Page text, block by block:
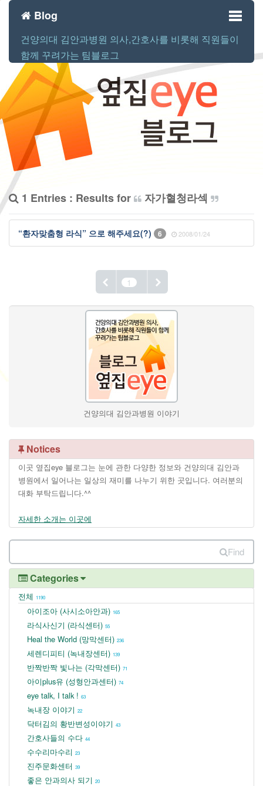
Toggle
Blog
건양의대 김안과병원 의사,간호사를 비롯해 직원들이
함께 꾸려가는 팀블로그
1 Entries : Results for 자가혈청라섹
“환자맞춤형 라식” 으로 해주세요(?) 6 2008/01/24
1
건양의대 김안과병원 이야기
Notices
이곳 옆집eye 블로그는 눈에 관한 다양한 정보와 건양의대 김안과
병원에서 일어나는 일상의 재미를 나누기 위한 곳입니다. 여러분의
대화 부탁드립니다.^^
자세한 소개는 이곳에
Find
Categories
전체 1190
아이조아 (사시소아안과) 165
라식사신기 (라식센터) 55
Heal the World (망막센터) 236
세렌디피티 (녹내장센터) 139
반짝반짝 빛나는 (각막센터) 71
아이plus유 (성형안과센터) 74
eye talk, I talk ! 63
녹내장 이야기 22
닥터김의 황반변성이야기 43
간호사들의 수다 44
수수리마수리 23
진주문화센터 39
좋은 안과의사 되기 20